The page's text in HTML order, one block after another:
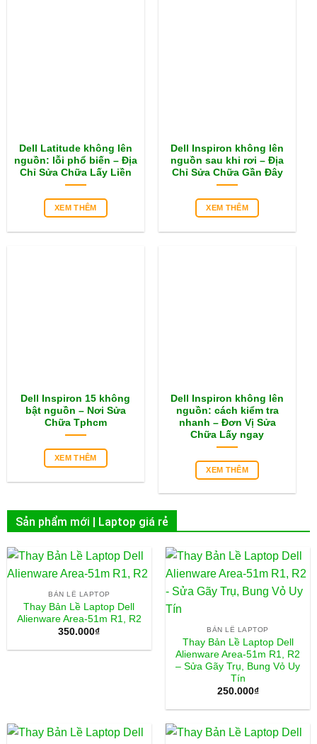
Dell Latitude không lên
nguồn: lỗi phổ biến – Địa
Chỉ Sửa Chữa Lấy Liền
XEM THÊM
Dell Inspiron không lên
nguồn sau khi rơi – Địa
Chỉ Sửa Chữa Gần Đây
XEM THÊM
Dell Inspiron 15 không
bật nguồn – Nơi Sửa
Chữa Tphcm
XEM THÊM
Dell Inspiron không lên
nguồn: cách kiểm tra
nhanh – Đơn Vị Sửa
Chữa Lấy ngay
XEM THÊM
Sản phẩm mới | Laptop giá rẻ
BẢN LỀ LAPTOP
Thay Bản Lề Laptop Dell
Alienware Area-51m R1, R2
350.000₫ BẢN LỀ LAPTOP
Thay Bản Lề Laptop Dell
Alienware Area-51m R1, R2
– Sửa Gãy Trụ, Bung Vỏ Uy
Tín
250.000₫